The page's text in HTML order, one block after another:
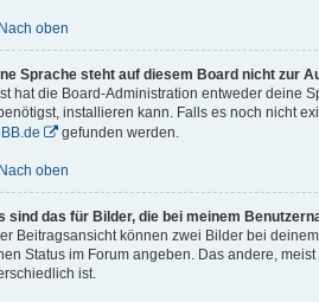
Nach oben
Sprache steht auf diesem Board nicht zur
hat die Board-Administration entweder deine
installieren kann. Falls es noch nicht
gefunden werden.
Nach oben
sind das für Bilder, die bei meinem
Beitragsansicht können zwei Bilder bei
Status im Forum angeben. Das andere,
ist.